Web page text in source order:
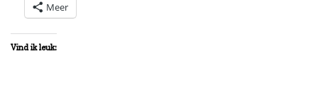
Meer
Vind ik leuk: